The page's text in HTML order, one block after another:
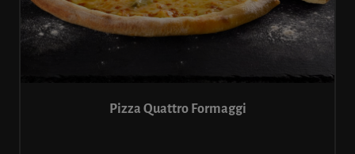
Pizza Quattro Formaggi